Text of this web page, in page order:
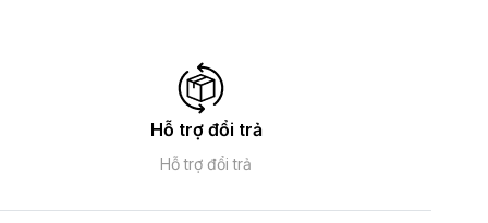
Hỗ trợ đổi trả
Hỗ trợ đổi trả